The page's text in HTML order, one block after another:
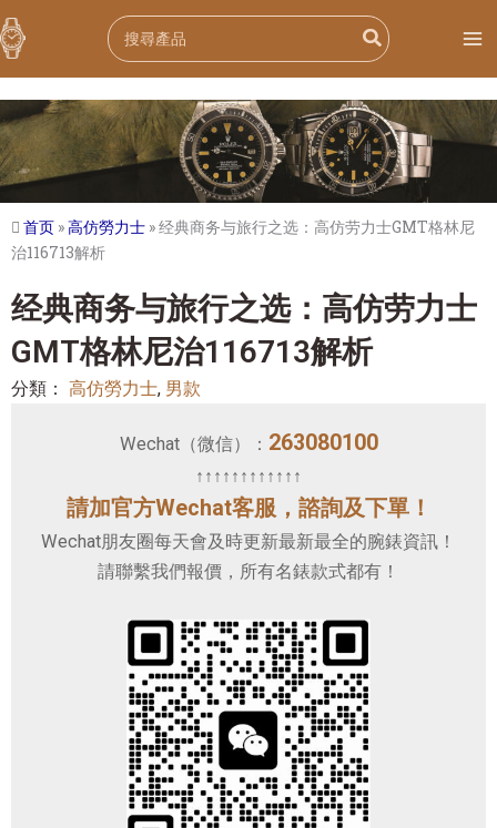
跳
至
内
容
Search
for:
首页 »高仿勞力士 »经典商务与旅行之选：高仿劳力士GMT格林尼
治116713解析
经典商务与旅行之选：高仿劳力士
GMT格林尼治116713解析
分類： 高仿勞力士, 男款
Wechat（微信）： 263080100
↑↑↑↑↑↑↑↑↑↑↑↑
請加官方Wechat客服，諮詢及下單！
Wechat朋友圈每天會及時更新最新最全的腕錶資訊！
請聯繫我們報價，所有名錶款式都有！